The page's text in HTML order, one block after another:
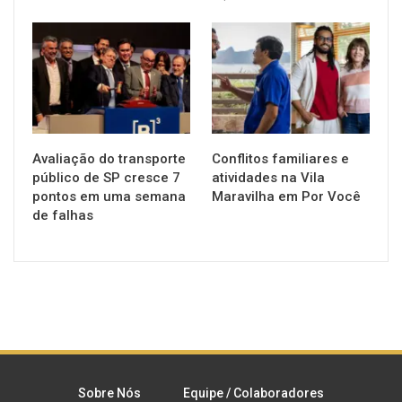
NOTÍCIAS
Avaliação do transporte
público de SP cresce 7
pontos em uma semana
de falhas
NOTÍCIAS
Conflitos familiares e
atividades na Vila
Maravilha em Por Você
Sobre Nós Equipe / Colaboradores